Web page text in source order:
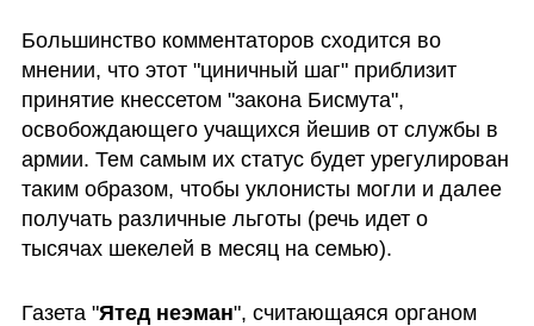
Большинство комментаторов сходится во
мнении, что этот "циничный шаг" приблизит
принятие кнессетом "закона Бисмута",
освобождающего учащихся йешив от службы в
армии. Тем самым их статус будет урегулирован
таким образом, чтобы уклонисты могли и далее
получать различные льготы (речь идет о
тысячах шекелей в месяц на семью).
Газета "Ятед неэман", считающаяся органом